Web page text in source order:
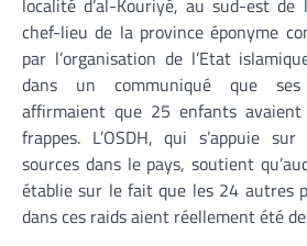
localité d’al-Kouriyé, au sud-est
chef-lieu de la province éponyme
par l’organisation de l’Etat
dans un communiqué que ses
affirmaient que 25 enfants
frappes. L’OSDH, qui s’appuie
sources dans le pays, soutient
établie sur le fait que les 24 autres
dans ces raids aient réellement été